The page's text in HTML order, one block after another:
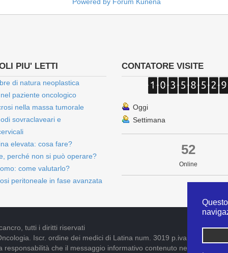
PIU' LETTI
di natura neoplastica
paziente oncologico
nella massa tumorale
sovraclaveari e
elevata: cosa fare?
perché non si può operare?
come valutarlo?
peritoneale in fase avanzata
CONTATORE VISITE
Oggi
Settimana
52
Online
tutti i diritti riservati
Iscr. ordine dei medici di Latina num. 3019 p.iva
che il messaggio informativo contenuto nel presente